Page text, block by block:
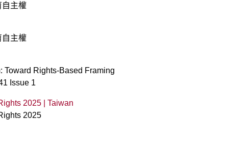
自主權
自主權
Toward Rights-Based Framing
Issue 1
2025 | Taiwan
2025